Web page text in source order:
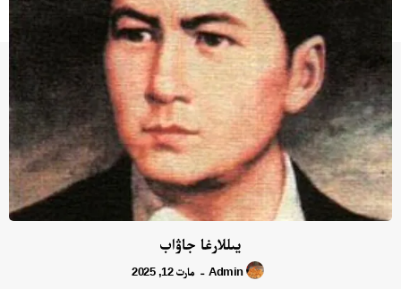
يىللارغا جاۋاب
Admin
- مارت 12, 2025